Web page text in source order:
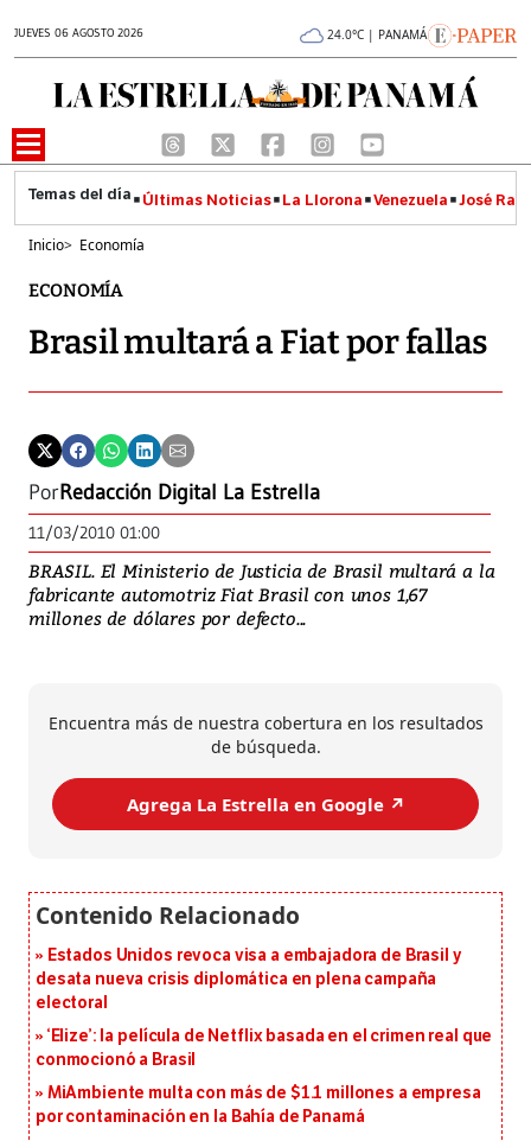
JUEVES 06 AGOSTO 2026 24.0°C | PANAMÁ
Últimas Noticias La Llorona Venezuela José
Inicio> Economía
ECONOMÍA
Brasil multará a Fiat por fallas
PorRedacción Digital La Estrella
11/03/2010 01:00
BRASIL. El Ministerio de Justicia de Brasil multará a la
fabricante automotriz Fiat Brasil con unos 1,67
millones de dólares por defecto...
Encuentra más de nuestra cobertura en los resultados
de búsqueda.
Agrega La Estrella en Google ↗️
Estados Unidos revoca visa a embajadora de Brasil y
desata nueva crisis diplomática en plena campaña
electoral
‘Elize’: la película de Netflix basada en el crimen real que
conmocionó a Brasil
MiAmbiente multa con más de $1.1 millones a empresa
por contaminación en la Bahía de Panamá